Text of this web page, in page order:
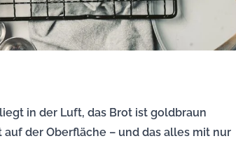
in der Luft, das Brot ist goldbraun
der Oberfläche – und das alles mit nur